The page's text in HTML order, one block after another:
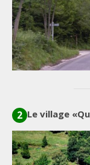
2 Le village